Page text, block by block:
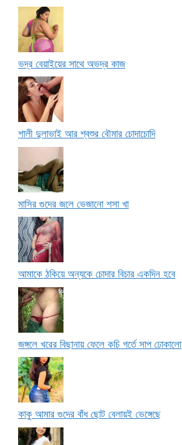
ভদ্র বেয়াইয়ের সাথে অভদ্র কাজ
শালী দুলাভাই আর শ্বশুর বৌমার চোদাচোদি
মাসির গুদের জলে ভেজানো শসা খা
আমাকে ঠকিয়ে অন্যকে চোদার বিচার একদিন হবে
জঙ্গলে খরের বিছানায় ফেলে কচি গর্তে সাপ ঢোকালো
কাকু আমার গুদের বাঁধ ছোট বেলায়ই ভেঙ্গেছে